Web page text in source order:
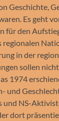
Geschichte,
Es geht
für den
regionalen
in der
sollen
1974
und
und NS-
dort